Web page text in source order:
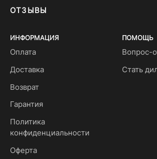
ОТЗЫВЫ
ИНФОРМАЦИЯ
Оплата
Доставка
Возврат
Гарантия
Политика
конфиденциальности
Оферта
ПОМОЩЬ
Вопрос-
Стать